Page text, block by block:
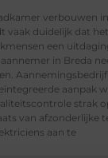
verbouwen
vaak duidelijk dat
een
in Breda
Aannemingsbedrijf
aanpak
strak
van afzonderlijke
aan te